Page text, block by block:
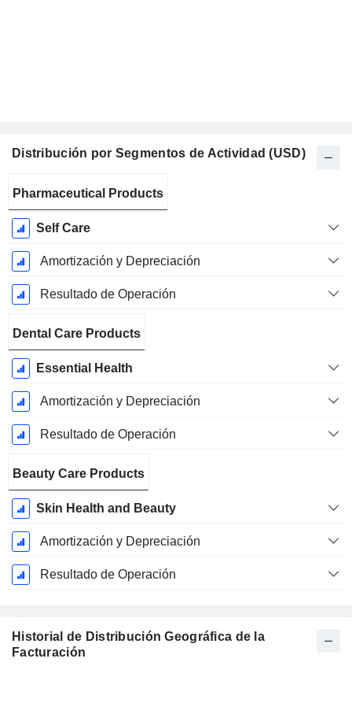
Distribución por Segmentos de Actividad (USD)
fiscal:
Diciembre
Pharmaceutical Products
Self Care
Amortización y Depreciación
Resultado de Operación
Dental Care Products
Essential Health
Amortización y Depreciación
Resultado de Operación
Beauty Care Products
Skin Health and Beauty
Amortización y Depreciación
Resultado de Operación
Historial de Distribución Geográfica de la
Facturación